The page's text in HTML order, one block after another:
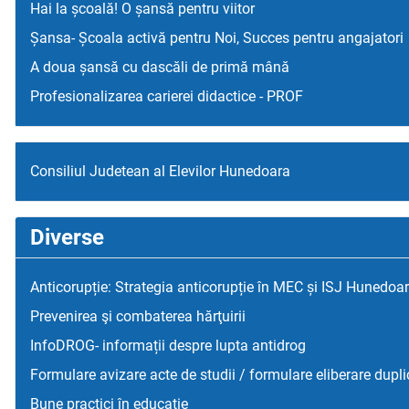
Hai la școală! O șansă pentru viitor
Șansa- Școala activă pentru Noi, Succes pentru angajatori
A doua șansă cu dascăli de primă mână
Profesionalizarea carierei didactice - PROF
Consiliul Judetean al Elevilor Hunedoara
Diverse
Anticorupție: Strategia anticorupție în MEC și ISJ
Prevenirea şi combaterea hărţuirii
InfoDROG- informații despre lupta antidrog
Formulare avizare acte de studii / formulare eliberare
Bune practici în educaţie